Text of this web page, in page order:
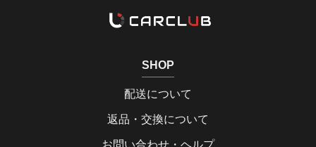
SHOP
配送について
返品・交換について
お問い合わせ・ヘルプ